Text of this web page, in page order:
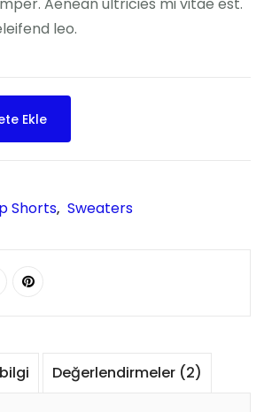
leo.
Ekle
Shorts, Sweaters
Değerlendirmeler (2)